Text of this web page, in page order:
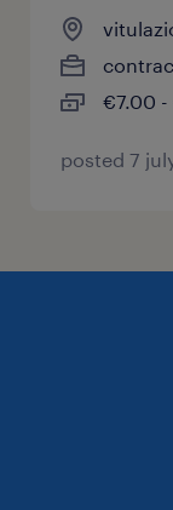
€7.00
posted 7